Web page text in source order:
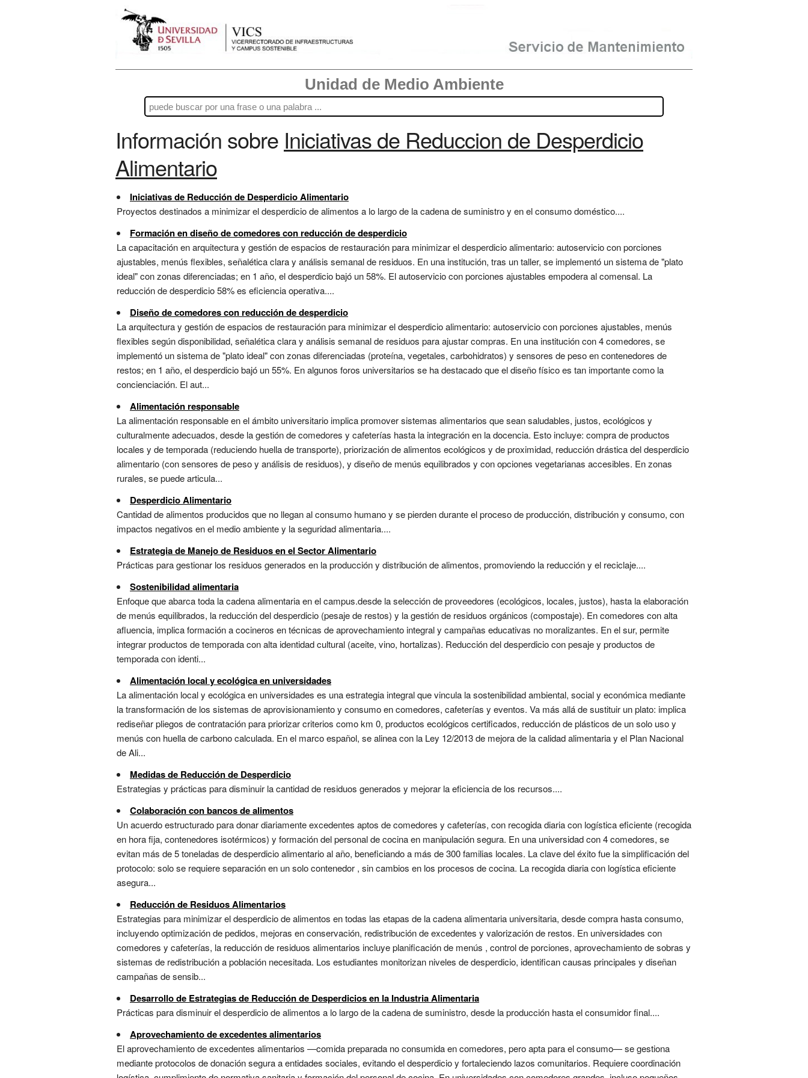
Unidad de Medio Ambiente
Información sobre Iniciativas de Reduccion de Desperdicio
Alimentario
Iniciativas de Reducción de Desperdicio Alimentario
Proyectos destinados a minimizar el desperdicio de alimentos a lo largo de la cadena de suministro y en el consumo doméstico....
Formación en diseño de comedores con reducción de desperdicio
La capacitación en arquitectura y gestión de espacios de restauración para minimizar el desperdicio alimentario: autoservicio con porciones
ajustables, menús flexibles, señalética clara y análisis semanal de residuos. En una institución, tras un taller, se implementó un sistema de "plato
ideal" con zonas diferenciadas; en 1 año, el desperdicio bajó un 58%. El autoservicio con porciones ajustables empodera al comensal. La
reducción de desperdicio 58% es eficiencia operativa....
Diseño de comedores con reducción de desperdicio
La arquitectura y gestión de espacios de restauración para minimizar el desperdicio alimentario: autoservicio con porciones ajustables, menús
flexibles según disponibilidad, señalética clara y análisis semanal de residuos para ajustar compras. En una institución con 4 comedores, se
implementó un sistema de "plato ideal" con zonas diferenciadas (proteína, vegetales, carbohidratos) y sensores de peso en contenedores de
restos; en 1 año, el desperdicio bajó un 55%. En algunos foros universitarios se ha destacado que el diseño físico es tan importante como la
concienciación. El aut...
Alimentación responsable
La alimentación responsable en el ámbito universitario implica promover sistemas alimentarios que sean saludables, justos, ecológicos y
culturalmente adecuados, desde la gestión de comedores y cafeterías hasta la integración en la docencia. Esto incluye: compra de productos
locales y de temporada (reduciendo huella de transporte), priorización de alimentos ecológicos y de proximidad, reducción drástica del desperdicio
alimentario (con sensores de peso y análisis de residuos), y diseño de menús equilibrados y con opciones vegetarianas accesibles. En zonas
rurales, se puede articula...
Desperdicio Alimentario
Cantidad de alimentos producidos que no llegan al consumo humano y se pierden durante el proceso de producción, distribución y consumo, con
impactos negativos en el medio ambiente y la seguridad alimentaria....
Estrategia de Manejo de Residuos en el Sector Alimentario
Prácticas para gestionar los residuos generados en la producción y distribución de alimentos, promoviendo la reducción y el reciclaje....
Sostenibilidad alimentaria
Enfoque que abarca toda la cadena alimentaria en el campus.desde la selección de proveedores (ecológicos, locales, justos), hasta la elaboración
de menús equilibrados, la reducción del desperdicio (pesaje de restos) y la gestión de residuos orgánicos (compostaje). En comedores con alta
afluencia, implica formación a cocineros en técnicas de aprovechamiento integral y campañas educativas no moralizantes. En el sur, permite
integrar productos de temporada con alta identidad cultural (aceite, vino, hortalizas). Reducción del desperdicio con pesaje y productos de
temporada con identi...
Alimentación local y ecológica en universidades
La alimentación local y ecológica en universidades es una estrategia integral que vincula la sostenibilidad ambiental, social y económica mediante
la transformación de los sistemas de aprovisionamiento y consumo en comedores, cafeterías y eventos. Va más allá de sustituir un plato: implica
rediseñar pliegos de contratación para priorizar criterios como km 0, productos ecológicos certificados, reducción de plásticos de un solo uso y
menús con huella de carbono calculada. En el marco español, se alinea con la Ley 12/2013 de mejora de la calidad alimentaria y el Plan Nacional
de Ali...
Medidas de Reducción de Desperdicio
Estrategias y prácticas para disminuir la cantidad de residuos generados y mejorar la eficiencia de los recursos....
Colaboración con bancos de alimentos
Un acuerdo estructurado para donar diariamente excedentes aptos de comedores y cafeterías, con recogida diaria con logística eficiente (recogida
en hora fija, contenedores isotérmicos) y formación del personal de cocina en manipulación segura. En una universidad con 4 comedores, se
evitan más de 5 toneladas de desperdicio alimentario al año, beneficiando a más de 300 familias locales. La clave del éxito fue la simplificación del
protocolo: solo se requiere separación en un solo contenedor , sin cambios en los procesos de cocina. La recogida diaria con logística eficiente
asegura...
Reducción de Residuos Alimentarios
Estrategias para minimizar el desperdicio de alimentos en todas las etapas de la cadena alimentaria universitaria, desde compra hasta consumo,
incluyendo optimización de pedidos, mejoras en conservación, redistribución de excedentes y valorización de restos. En universidades con
comedores y cafeterías, la reducción de residuos alimentarios incluye planificación de menús , control de porciones, aprovechamiento de sobras y
sistemas de redistribución a población necesitada. Los estudiantes monitorizan niveles de desperdicio, identifican causas principales y diseñan
campañas de sensib...
Desarrollo de Estrategias de Reducción de Desperdicios en la Industria Alimentaria
Prácticas para disminuir el desperdicio de alimentos a lo largo de la cadena de suministro, desde la producción hasta el consumidor final....
Aprovechamiento de excedentes alimentarios
El aprovechamiento de excedentes alimentarios —comida preparada no consumida en comedores, pero apta para el consumo— se gestiona
mediante protocolos de donación segura a entidades sociales, evitando el desperdicio y fortaleciendo lazos comunitarios. Requiere coordinación